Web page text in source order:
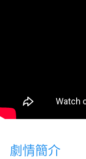
劇情簡介